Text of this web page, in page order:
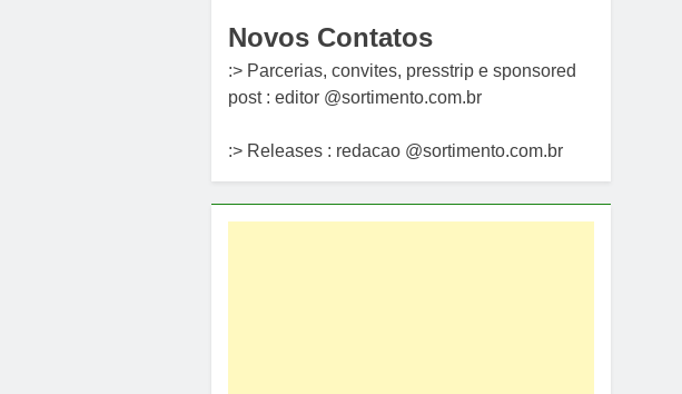
Novos Contatos
:> Parcerias, convites, presstrip e sponsored
post : editor @sortimento.com.br
:> Releases : redacao @sortimento.com.br